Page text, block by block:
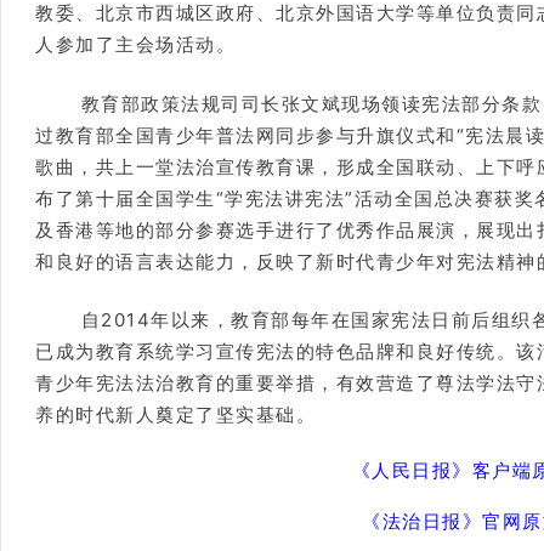
教委、北京市西城区政府、北京外国语大学等单位负责
人参加了主会场活动。
教育部政策法规司司长张文斌现场领读宪法部分条
过教育部全国青少年普法网同步参与升旗仪式和“宪法晨
歌曲，共上一堂法治宣传教育课，形成全国联动、上下
布了第十届全国学生“学宪法讲宪法”活动全国总决赛获
及香港等地的部分参赛选手进行了优秀作品展演，展现
和良好的语言表达能力，反映了新时代青少年对宪法精
自2014年以来，教育部每年在国家宪法日前后组织
已成为教育系统学习宣传宪法的特色品牌和良好传统。
青少年宪法法治教育的重要举措，有效营造了尊法学法
养的时代新人奠定了坚实基础。
《人民日报》客户端
《法治日报》官网